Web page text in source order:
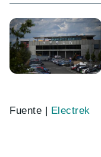
Fuente | Electrek